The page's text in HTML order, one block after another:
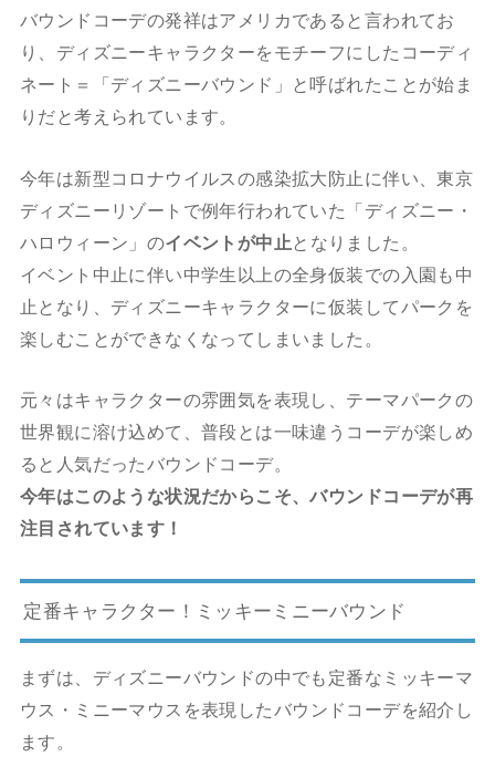
バウンドコーデの発祥はアメリカであると言われてお
り、ディズニーキャラクターをモチーフにしたコーディ
ネート＝「ディズニーバウンド」と呼ばれたことが始ま
りだと考えられています。
今年は新型コロナウイルスの感染拡大防止に伴い、東京
ディズニーリゾートで例年行われていた「ディズニー・
ハロウィーン」のイベントが中止 となりました。
イベント中止に伴い中学生以上の全身仮装での入園も中
止となり、ディズニーキャラクターに仮装してパークを
楽しむことができなくなってしまいました。
元々はキャラクターの雰囲気を表現し、テーマパークの
世界観に溶け込めて、普段とは一味違うコーデが楽しめ
ると人気だったバウンドコーデ。
今年はこのような状況だからこそ、バウンドコーデが再
注目されています！
定番キャラクター！ミッキーミニーバウンド
まずは、ディズニーバウンドの中でも定番なミッキーマ
ウス・ ミニーマウスを表現したバウンドコーデを紹介し
ます。